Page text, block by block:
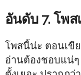
อันดับ 7. โพ
โพสนี้น่ะ ตอนเ
อ่านต้องชอบแน่ๆ